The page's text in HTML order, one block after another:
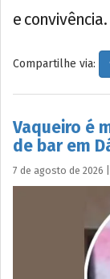
e convivência.
Compartilhe via:
Vaqueiro é
de bar em
7 de agosto de 2026